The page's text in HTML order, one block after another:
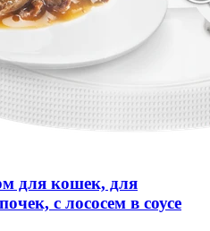
для кошек, для
с лососем в соусе